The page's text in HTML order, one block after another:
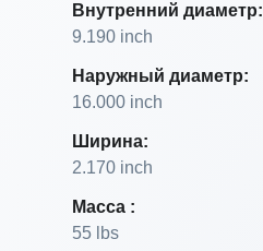
Внутренний диаметр:
9.190 inch
Наружный диаметр:
16.000 inch
Ширина:
2.170 inch
Масса :
55 lbs